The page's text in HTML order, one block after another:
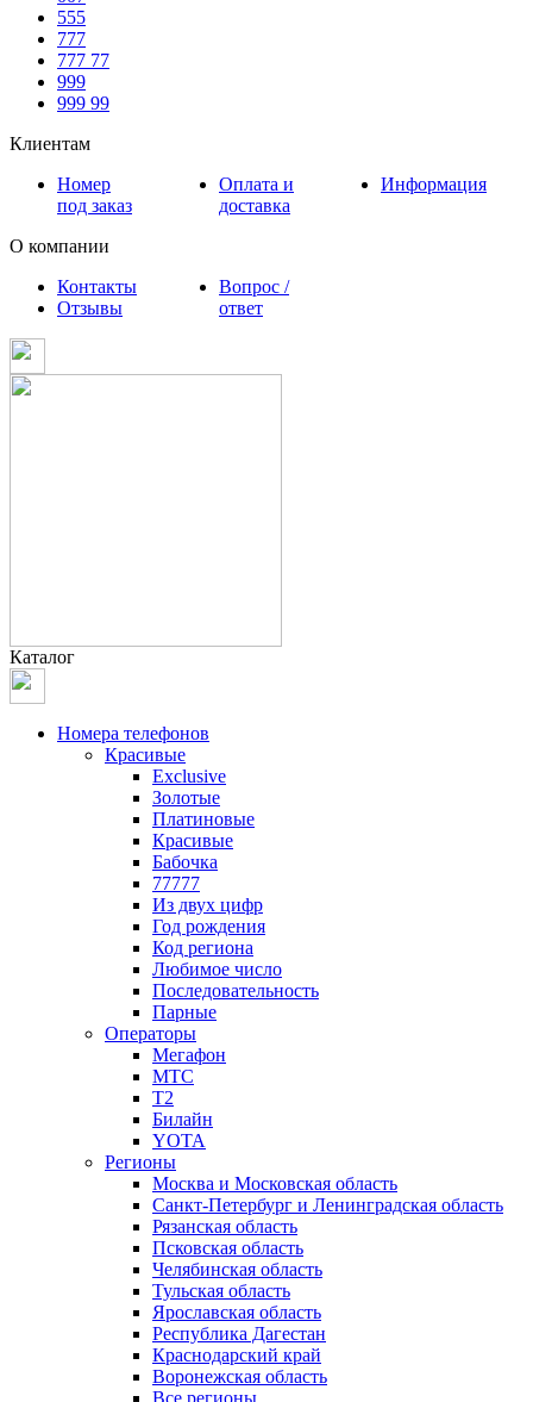
555
777
777 77
999
999 99
Клиентам
Номер
под заказ
Оплата и
доставка
Информация
О компании
Контакты
Отзывы
Вопрос /
ответ
Каталог
Номера телефонов
Красивые
Exclusive
Золотые
Платиновые
Красивые
Бабочка
77777
Из двух цифр
Год рождения
Код региона
Любимое число
Последовательность
Парные
Операторы
Мегафон
МТС
Т2
Билайн
YOTA
Регионы
Москва и Московская область
Санкт-Петербург и Ленинградская область
Рязанская область
Псковская область
Челябинская область
Тульская область
Ярославская область
Республика Дагестан
Краснодарский край
Воронежская область
Все регионы